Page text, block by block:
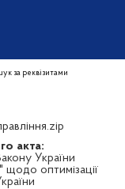
за реквізитами
акта:
України
оптимізації